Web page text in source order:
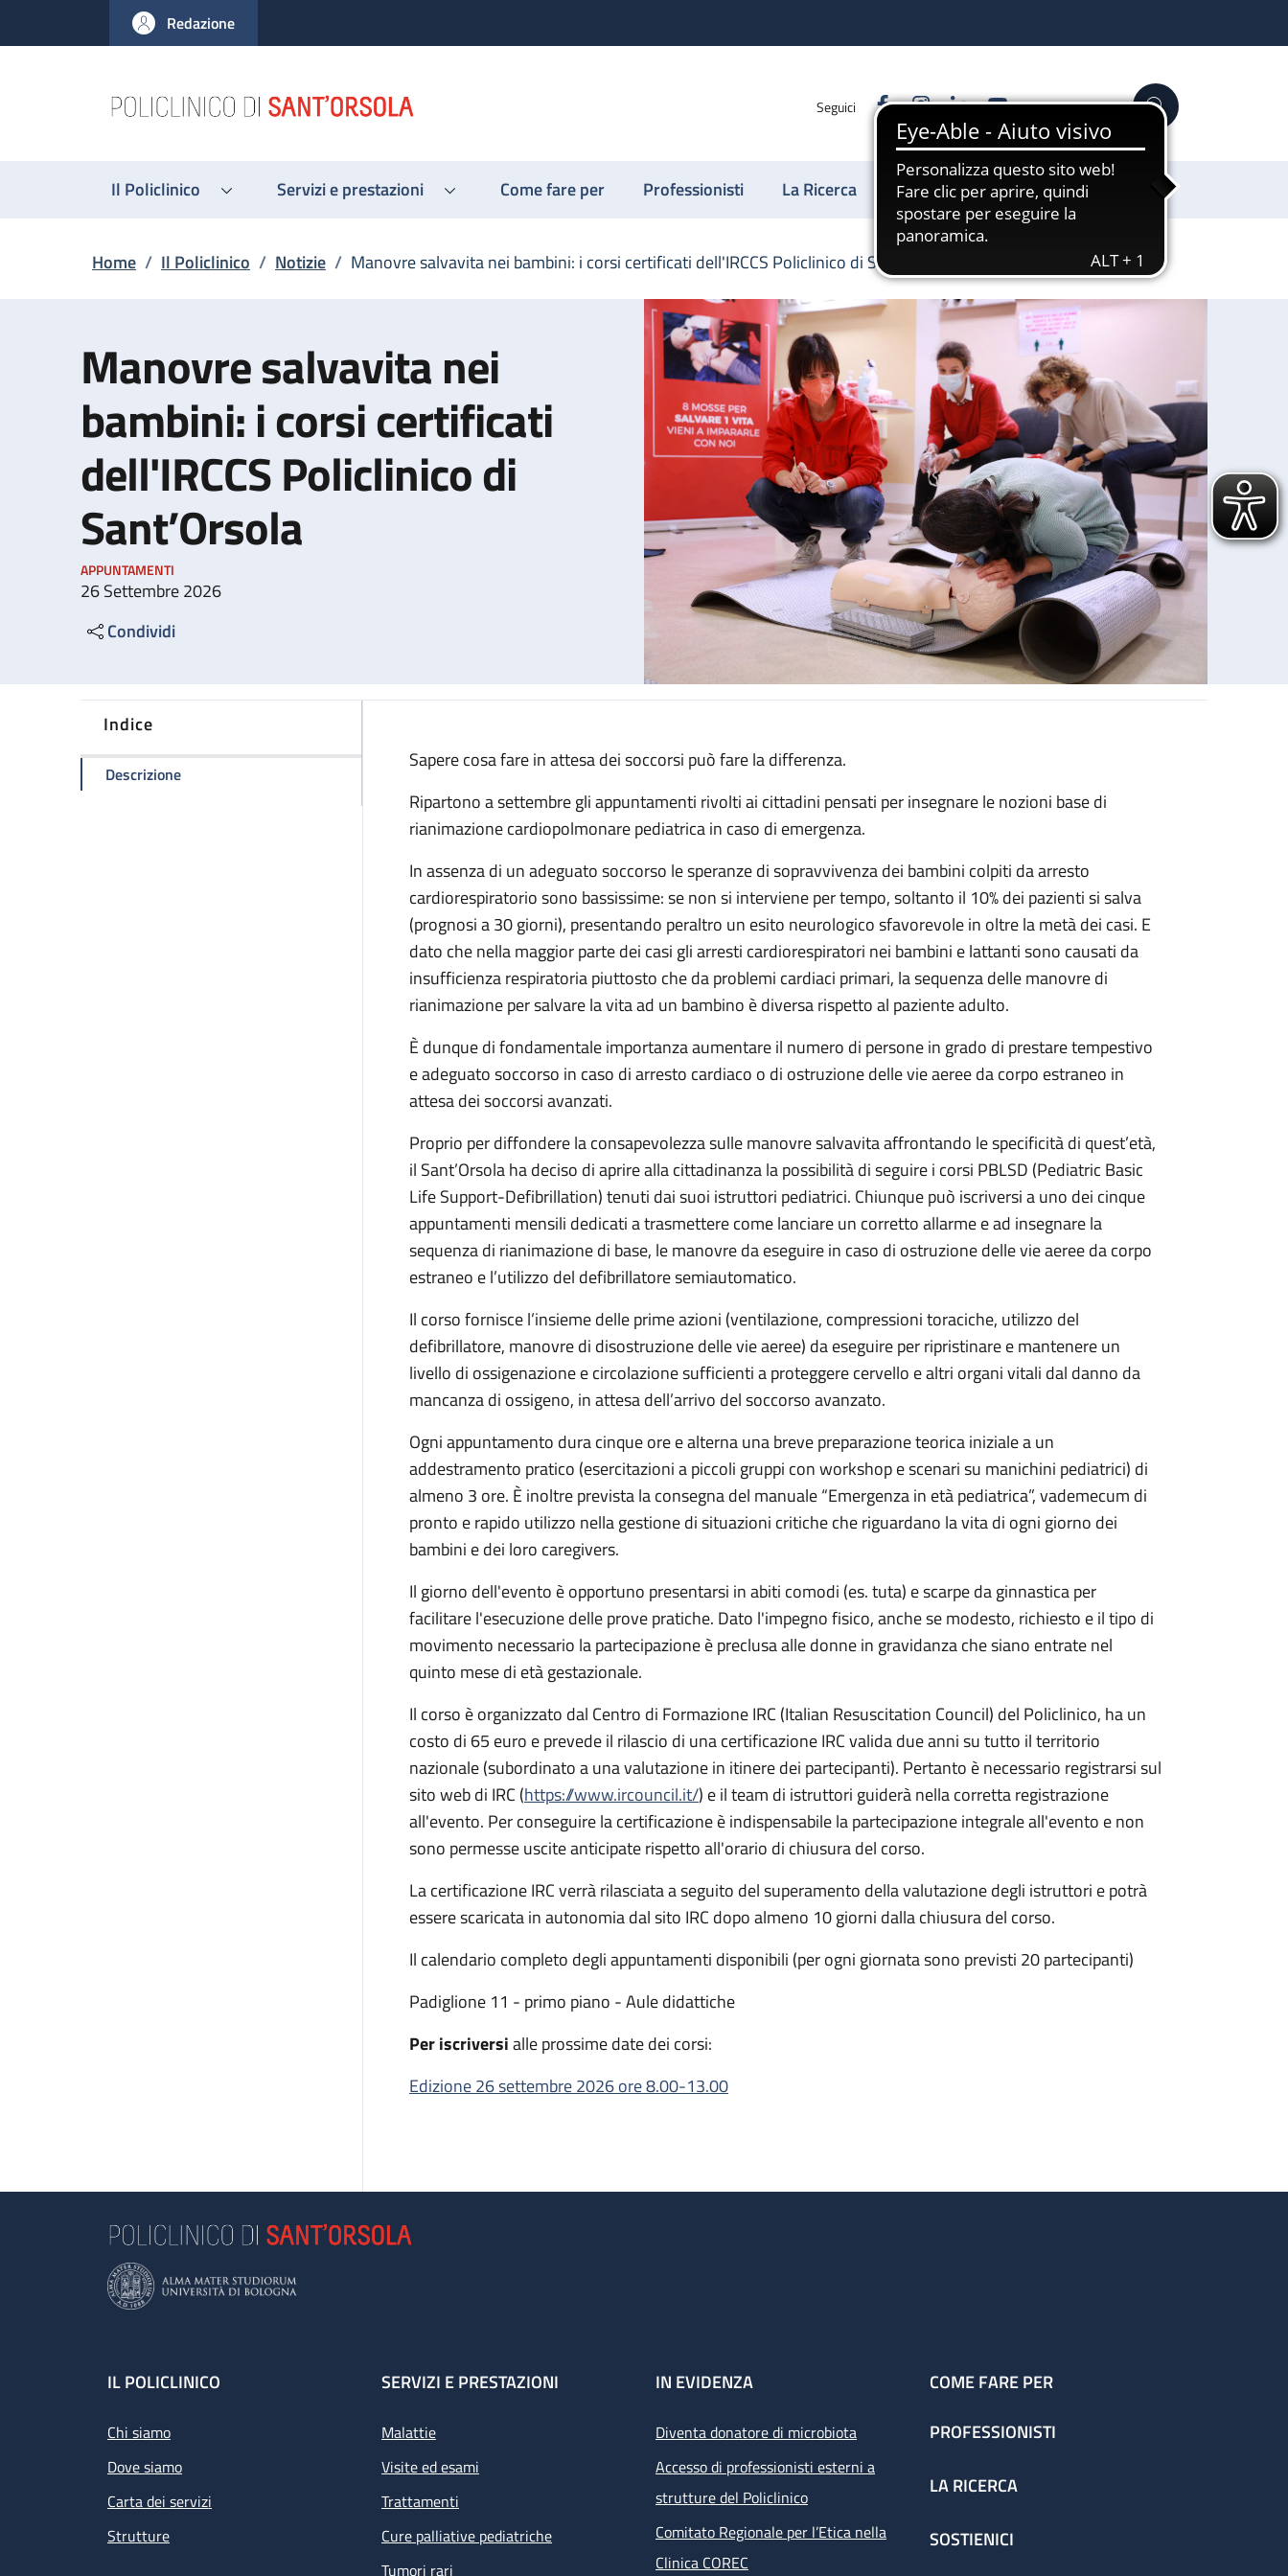
al contenuto principale
to footer content
Redazione
Seguici FacebookInstagram
LinkedinYouTube Cerca
Il Policlinico Servizi e prestazioni Come fare per Professionisti La Ricerca Sostienici
Briciole di pane
Home / Il Policlinico / Notizie / Manovre salvavita nei bambini: i corsi certificati dell'IRCCS Policlinico di Sant’Orsola
Manovre salvavita nei
bambini: i corsi certificati
dell'IRCCS Policlinico di
Sant’Orsola
APPUNTAMENTI
26 Settembre 2026
Condividi
Indice
Descrizionedella pagina Manovre salvavita nei bambini: i corsi certificati dell'IRCCS Policlinico di Sant’Orsola
Sapere cosa fare in attesa dei soccorsi può fare la differenza.
Ripartono a settembre gli appuntamenti rivolti ai cittadini pensati per insegnare le nozioni base di
rianimazione cardiopolmonare pediatrica in caso di emergenza.
In assenza di un adeguato soccorso le speranze di sopravvivenza dei bambini colpiti da arresto
cardiorespiratorio sono bassissime: se non si interviene per tempo, soltanto il 10% dei pazienti si salva
(prognosi a 30 giorni), presentando peraltro un esito neurologico sfavorevole in oltre la metà dei casi. E
dato che nella maggior parte dei casi gli arresti cardiorespiratori nei bambini e lattanti sono causati da
insufficienza respiratoria piuttosto che da problemi cardiaci primari, la sequenza delle manovre di
rianimazione per salvare la vita ad un bambino è diversa rispetto al paziente adulto.
È dunque di fondamentale importanza aumentare il numero di persone in grado di prestare tempestivo
e adeguato soccorso in caso di arresto cardiaco o di ostruzione delle vie aeree da corpo estraneo in
attesa dei soccorsi avanzati.
Proprio per diffondere la consapevolezza sulle manovre salvavita affrontando le specificità di quest’età,
il Sant’Orsola ha deciso di aprire alla cittadinanza la possibilità di seguire i corsi PBLSD (Pediatric Basic
Life Support-Defibrillation) tenuti dai suoi istruttori pediatrici. Chiunque può iscriversi a uno dei cinque
appuntamenti mensili dedicati a trasmettere come lanciare un corretto allarme e ad insegnare la
sequenza di rianimazione di base, le manovre da eseguire in caso di ostruzione delle vie aeree da corpo
estraneo e l’utilizzo del defibrillatore semiautomatico.
Il corso fornisce l’insieme delle prime azioni (ventilazione, compressioni toraciche, utilizzo del
defibrillatore, manovre di disostruzione delle vie aeree) da eseguire per ripristinare e mantenere un
livello di ossigenazione e circolazione sufficienti a proteggere cervello e altri organi vitali dal danno da
mancanza di ossigeno, in attesa dell’arrivo del soccorso avanzato.
Ogni appuntamento dura cinque ore e alterna una breve preparazione teorica iniziale a un
addestramento pratico (esercitazioni a piccoli gruppi con workshop e scenari su manichini pediatrici) di
almeno 3 ore. È inoltre prevista la consegna del manuale “Emergenza in età pediatrica”, vademecum di
pronto e rapido utilizzo nella gestione di situazioni critiche che riguardano la vita di ogni giorno dei
bambini e dei loro caregivers.
Il giorno dell'evento è opportuno presentarsi in abiti comodi (es. tuta) e scarpe da ginnastica per
facilitare l'esecuzione delle prove pratiche. Dato l'impegno fisico, anche se modesto, richiesto e il tipo di
movimento necessario la partecipazione è preclusa alle donne in gravidanza che siano entrate nel
quinto mese di età gestazionale.
Il corso è organizzato dal Centro di Formazione IRC (Italian Resuscitation Council) del Policlinico, ha un
costo di 65 euro e prevede il rilascio di una certificazione IRC valida due anni su tutto il territorio
nazionale (subordinato a una valutazione in itinere dei partecipanti). Pertanto è necessario registrarsi sul
sito web di IRC (https://www.ircouncil.it/) e il team di istruttori guiderà nella corretta registrazione
all'evento. Per conseguire la certificazione è indispensabile la partecipazione integrale all'evento e non
sono permesse uscite anticipate rispetto all'orario di chiusura del corso.
La certificazione IRC verrà rilasciata a seguito del superamento della valutazione degli istruttori e potrà
essere scaricata in autonomia dal sito IRC dopo almeno 10 giorni dalla chiusura del corso.
Il calendario completo degli appuntamenti disponibili (per ogni giornata sono previsti 20 partecipanti)
Padiglione 11 - primo piano - Aule didattiche
Per iscriversialle prossime date dei corsi:
Edizione 26 settembre 2026 ore 8.00-13.00
Footer
IL POLICLINICO
Chi siamo
Dove siamo
Carta dei servizi
Strutture
SERVIZI E PRESTAZIONI
Malattie
Visite ed esami
Trattamenti
Cure palliative pediatriche
Tumori rari
IN EVIDENZA
Diventa donatore di microbiota
Accesso di professionisti esterni a
strutture del Policlinico
Comitato Regionale per l’Etica nella
Clinica COREC
COME FARE PER
PROFESSIONISTI
LA RICERCA
SOSTIENICI